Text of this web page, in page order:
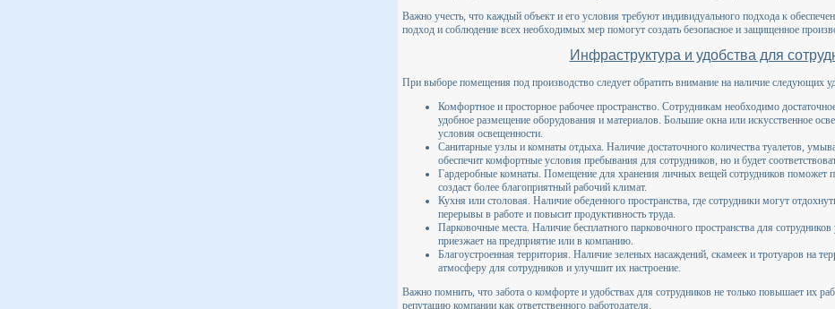
Важно учесть, что каждый объект и его условия требуют индивидуального подхода к
подход и соблюдение всех необходимых мер помогут создать безопасное и защищенное
Инфраструктура и удобства для
При выборе помещения под производство следует обратить внимание на наличие следующих
Комфортное и просторное рабочее пространство. Сотрудникам необходимо
удобное размещение оборудования и материалов. Большие окна или искусственное
условия освещенности.
Санитарные узлы и комнаты отдыха. Наличие достаточного количества туалетов,
обеспечит комфортные условия пребывания для сотрудников, но и будет
Гардеробные комнаты. Помещение для хранения личных вещей сотрудников поможет
создаст более благоприятный рабочий климат.
Кухня или столовая. Наличие обеденного пространства, где сотрудники могут
перерывы в работе и повысит продуктивность труда.
Парковочные места. Наличие бесплатного парковочного пространства для
приезжает на предприятие или в компанию.
Благоустроенная территория. Наличие зеленых насаждений, скамеек и тротуаров на
атмосферу для сотрудников и улучшит их настроение.
Важно помнить, что забота о комфорте и удобствах для сотрудников не только повышает их
репутацию компании как ответственного работодателя.